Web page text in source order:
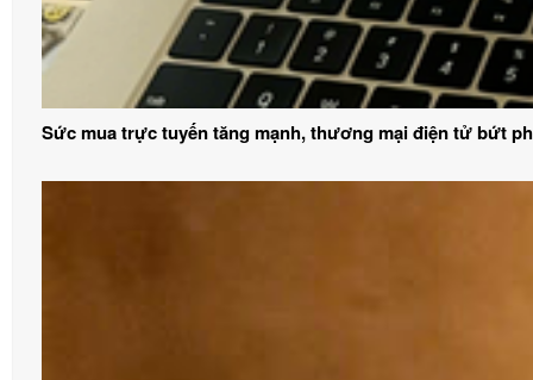
Sức mua trực tuyến tăng mạnh, thương mại điện tử bứt